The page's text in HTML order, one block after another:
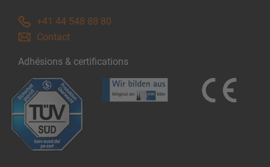
+41 44 548 88 80
Contact
Adhésions & certifications